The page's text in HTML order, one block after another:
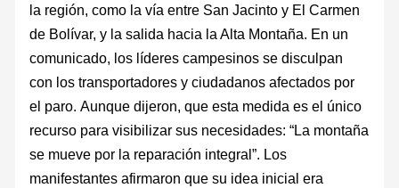
la región, como la vía entre San Jacinto y El Carmen
de Bolívar, y la salida hacia la Alta Montaña. En un
comunicado, los líderes campesinos se disculpan
con los transportadores y ciudadanos afectados por
el paro. Aunque dijeron, que esta medida es el único
recurso para visibilizar sus necesidades: “La montaña
se mueve por la reparación integral”. Los
manifestantes afirmaron que su idea inicial era